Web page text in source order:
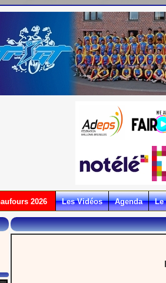
2026 Les Vidéos Agenda Le